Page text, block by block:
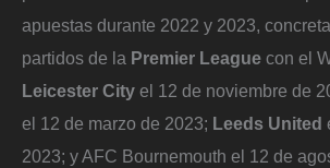
apuestas durante 2022 y 2023,
partidos de la Premier League con el
Leicester City el 12 de noviembre de
el 12 de marzo de 2023; Leeds United
2023; y AFC Bournemouth el 12 de